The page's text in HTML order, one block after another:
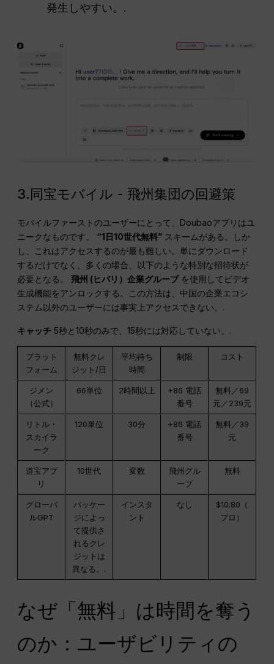
発生しやすい。.
3.同宝モバイル - 飛州集団の回避策
モバイルファーストのユーザーにとって、Doubaoアプリはユ
ニークなものです。 “1日10世代無料” スキームがある。しか
し、これはアクセスするのが最も難しい。単にダウンロード
するだけでなく、多くの場合、以下のような特別な招待状が
必要となる。 飛州 (ヒバリ）企業グループを使用してビデオ
生成機能をアンロックする。この方法は、中国の企業エコシ
ステム以外のユーザーには事実上アクセスできない。.
キャッチ 5秒と10秒のみで、15秒には対応していない。.
プラット
フォーム
無料クレ
ジット/日
平均待ち
時間
制限 コスト
ジメン
（公式）
66単位 2時間以上
+86 電話
番号
無料／69
元／239元
リトル・
スカイラ
ーク
120単位 30分
+86 電話
番号
無料／39
元
道宝アプ
リ
10世代 変数
飛州グル
ープ
無料
グローバ
ルGPT
パッケー
ジによっ
て提供さ
れるクレ
ジットは
異なる。.
インスタ
ント
なし
$10.80（
プロ）
なぜ「無料」は時間を奪う
のか：ユーザビリティの